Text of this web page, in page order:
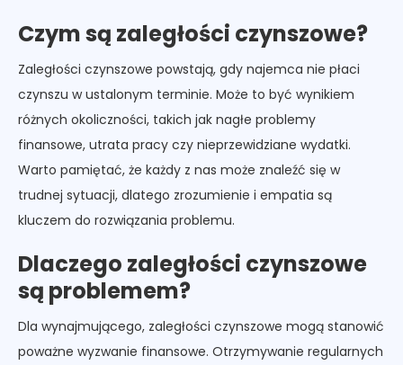
Czym są zaległości czynszowe?
Zaległości czynszowe powstają, gdy najemca nie płaci
czynszu w ustalonym terminie. Może to być wynikiem
różnych okoliczności, takich jak nagłe problemy
finansowe, utrata pracy czy nieprzewidziane wydatki.
Warto pamiętać, że każdy z nas może znaleźć się w
trudnej sytuacji, dlatego zrozumienie i empatia są
kluczem do rozwiązania problemu.
Dlaczego zaległości czynszowe
są problemem?
Dla wynajmującego, zaległości czynszowe mogą stanowić
poważne wyzwanie finansowe. Otrzymywanie regularnych